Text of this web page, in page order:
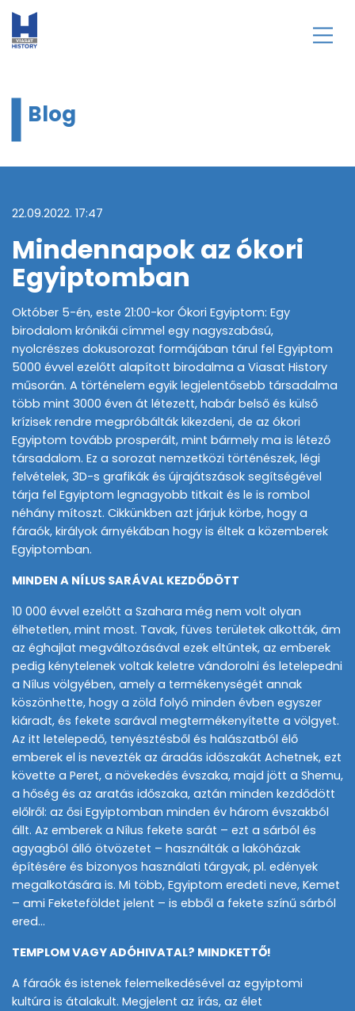
Blog
22.09.2022. 17:47
Mindennapok az ókori
Egyiptomban
Október 5-én, este 21:00-kor Ókori Egyiptom: Egy
birodalom krónikái címmel egy nagyszabású,
nyolcrészes dokusorozat formájában tárul fel Egyiptom
5000 évvel ezelőtt alapított birodalma a Viasat History
műsorán. A történelem egyik legjelentősebb társadalma
több mint 3000 éven át létezett, habár belső és külső
krízisek rendre megpróbálták kikezdeni, de az ókori
Egyiptom tovább prosperált, mint bármely ma is létező
társadalom. Ez a sorozat nemzetközi történészek, légi
felvételek, 3D-s grafikák és újrajátszások segítségével
tárja fel Egyiptom legnagyobb titkait és le is rombol
néhány mítoszt. Cikkünkben azt járjuk körbe, hogy a
fáraók, királyok árnyékában hogy is éltek a közemberek
Egyiptomban.
MINDEN A NÍLUS SARÁVAL KEZDŐDÖTT
10 000 évvel ezelőtt a Szahara még nem volt olyan
élhetetlen, mint most. Tavak, füves területek alkották, ám
az éghajlat megváltozásával ezek eltűntek, az emberek
pedig kénytelenek voltak keletre vándorolni és letelepedni
a Nílus völgyében, amely a termékenységét annak
köszönhette, hogy a zöld folyó minden évben egyszer
kiáradt, és fekete sarával megtermékenyítette a völgyet.
Az itt letelepedő, tenyésztésből és halászatból élő
emberek el is nevezték az áradás időszakát Achetnek, ezt
követte a Peret, a növekedés évszaka, majd jött a Shemu,
a hőség és az aratás időszaka, aztán minden kezdődött
előlről: az ősi Egyiptomban minden év három évszakból
állt. Az emberek a Nílus fekete sarát – ezt a sárból és
agyagból álló ötvözetet – használták a lakóházak
építésére és bizonyos használati tárgyak, pl. edények
megalkotására is. Mi több, Egyiptom eredeti neve, Kemet
– ami Feketeföldet jelent – is ebből a fekete színű sárból
ered…
TEMPLOM VAGY ADÓHIVATAL? MINDKETTŐ!
A fáraók és istenek felemelkedésével az egyiptomi
kultúra is átalakult. Megjelent az írás, az élet